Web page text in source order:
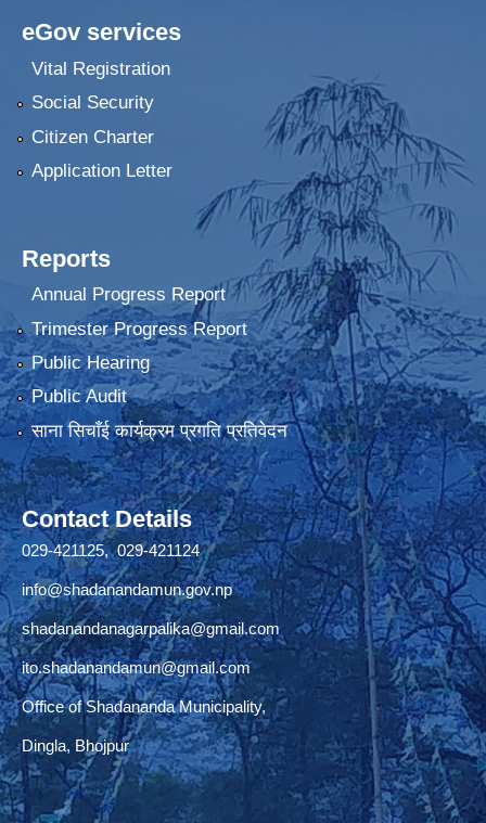
eGov services
Vital Registration
Social Security
Citizen Charter
Application Letter
Reports
Annual Progress Report
Trimester Progress Report
Public Hearing
Public Audit
साना सिचाँई कार्यक्रम प्रगति प्रतिवेदन
Contact Details
029-421125, 029-421124
info@shadanandamun.gov.np
shadanandanagarpalika@gmail.com
ito.shadanandamun@gmail.com
Office of Shadananda Municipality,
Dingla, Bhojpur